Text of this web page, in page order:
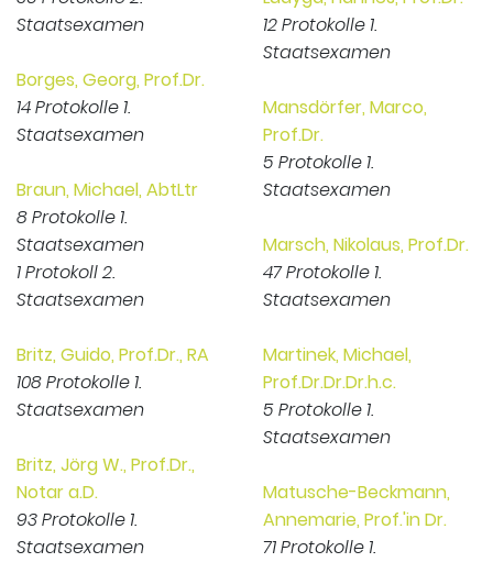
Staatsexamen
Borges, Georg, Prof.Dr.
14 Protokolle 1.
Staatsexamen
Braun, Michael, AbtLtr
8 Protokolle 1.
Staatsexamen
1 Protokoll 2.
Staatsexamen
Britz, Guido, Prof.Dr., RA
108 Protokolle 1.
Staatsexamen
Britz, Jörg W., Prof.Dr.,
Notar a.D.
93 Protokolle 1.
Staatsexamen
12 Protokolle 1.
Staatsexamen
Mansdörfer, Marco,
Prof.Dr.
5 Protokolle 1.
Staatsexamen
Marsch, Nikolaus, Prof.Dr.
47 Protokolle 1.
Staatsexamen
Martinek, Michael,
Prof.Dr.Dr.Dr.h.c.
5 Protokolle 1.
Staatsexamen
Matusche-Beckmann,
Annemarie, Prof.'in Dr.
71 Protokolle 1.